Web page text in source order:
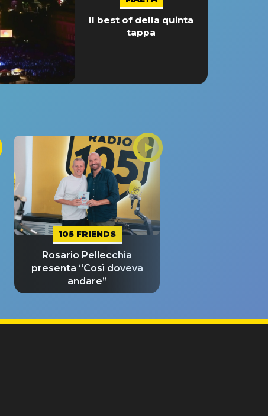
Il best of della quinta
tappa
105 FRIENDS
Rosario Pellecchia
presenta “Così doveva
andare”